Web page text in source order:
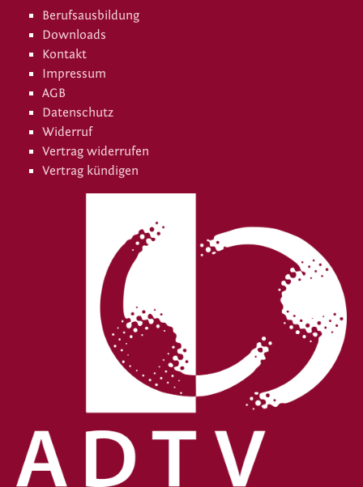
Berufsausbildung
Downloads
Kontakt
Impressum
AGB
Datenschutz
Widerruf
Vertrag widerrufen
Vertrag kündigen